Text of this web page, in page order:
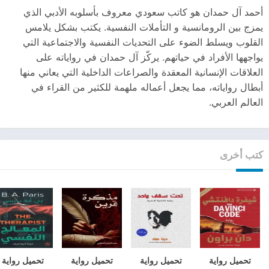
أحمد آل حمدان هو كاتب سعودي معروف بأسلوبه الأدبي الذي
يمزج بين الرومانسية و التأملات النفسية. يكتب بشكل يلامس
القلوب ويسلط الضوء على التحديات النفسية والاجتماعية التي
يواجهها الأفراد في حياتهم. يركّز آل حمدان في رواياته على
العلاقات الإنسانية المعقدة والصراعات الداخلية التي يعاني منها
أبطال رواياته، مما يجعل أعماله ملهمة للكثير من القراء في
العالم العربي.
كتب أخرى
تحميل رواية
تحميل رواية
تحميل رواية
تحميل رواية